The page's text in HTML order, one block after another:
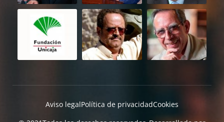
Aviso legalPolítica de privacidadCookies